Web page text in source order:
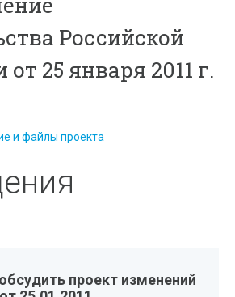
Российской
25 января 2011 г.
и файлы проекта
проект изменений